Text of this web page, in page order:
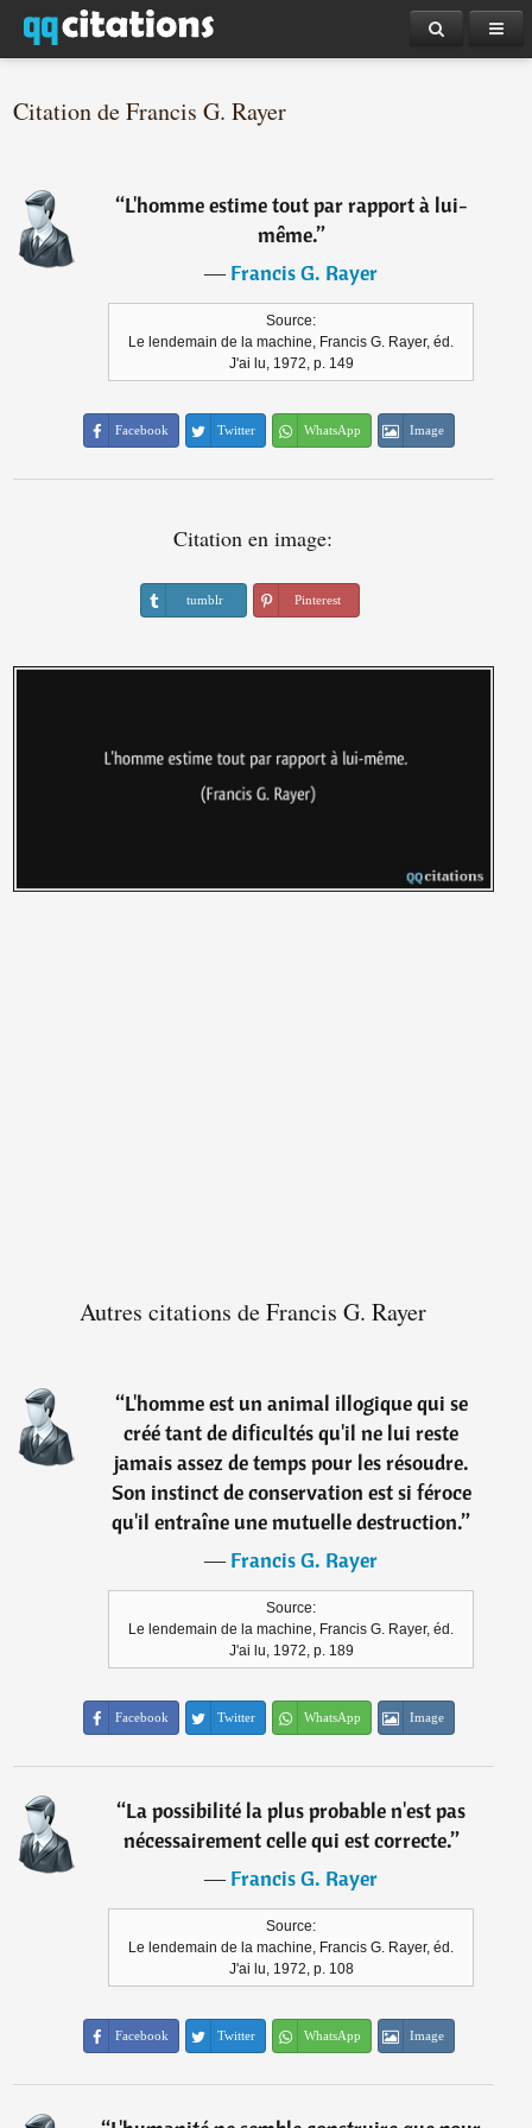
Citation de Francis G. Rayer
“L'homme estime tout par rapport à lui-
même.”
―Francis G. Rayer
Source:
Le lendemain de la machine, Francis G. Rayer, éd.
J'ai lu, 1972, p. 149
Facebook Twitter WhatsApp Image
Citation en image:
tumblr Pinterest
Autres citations de Francis G. Rayer
“L'homme est un animal illogique qui se
créé tant de dificultés qu'il ne lui reste
jamais assez de temps pour les résoudre.
Son instinct de conservation est si féroce
qu'il entraîne une mutuelle destruction.”
―Francis G. Rayer
Source:
Le lendemain de la machine, Francis G. Rayer, éd.
J'ai lu, 1972, p. 189
Facebook Twitter WhatsApp Image
“La possibilité la plus probable n'est pas
nécessairement celle qui est correcte.”
―Francis G. Rayer
Source:
Le lendemain de la machine, Francis G. Rayer, éd.
J'ai lu, 1972, p. 108
Facebook Twitter WhatsApp Image